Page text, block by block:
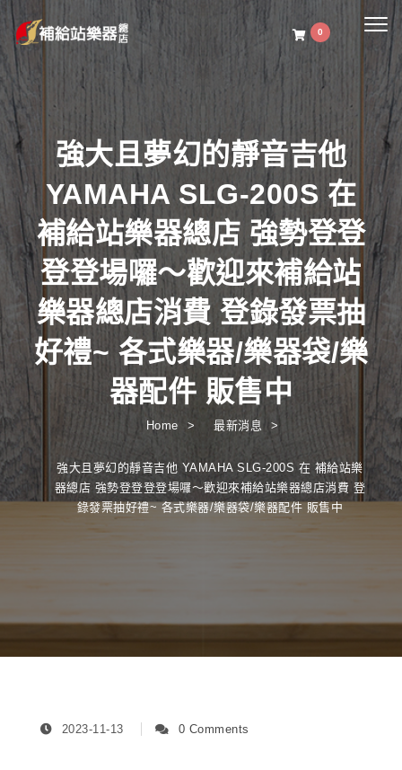
0
強大且夢幻的靜音吉他
YAMAHA SLG-200S 在
補給站樂器總店 強勢登登
登登場囉～歡迎來補給站
樂器總店消費 登錄發票抽
好禮~ 各式樂器/樂器袋/樂
器配件 販售中
Home 最新消息
強大且夢幻的靜音吉他 YAMAHA SLG-200S 在 補給站樂
器總店 強勢登登登登場囉～歡迎來補給站樂器總店消費 登
錄發票抽好禮~ 各式樂器/樂器袋/樂器配件 販售中
2023-11-13 0 Comments